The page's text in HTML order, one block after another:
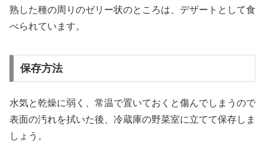
熟した種の周りのゼリー状のところは、デザートとして食
べられています。
保存方法
水気と乾燥に弱く、常温で置いておくと傷んでしまうので
表面の汚れを拭いた後、冷蔵庫の野菜室に立てて保存しま
しょう。